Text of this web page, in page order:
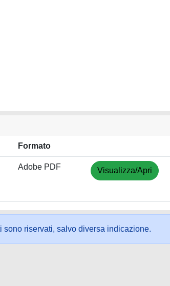
Formato
Adobe PDF Visualizza/Apri
sono riservati, salvo diversa indicazione.